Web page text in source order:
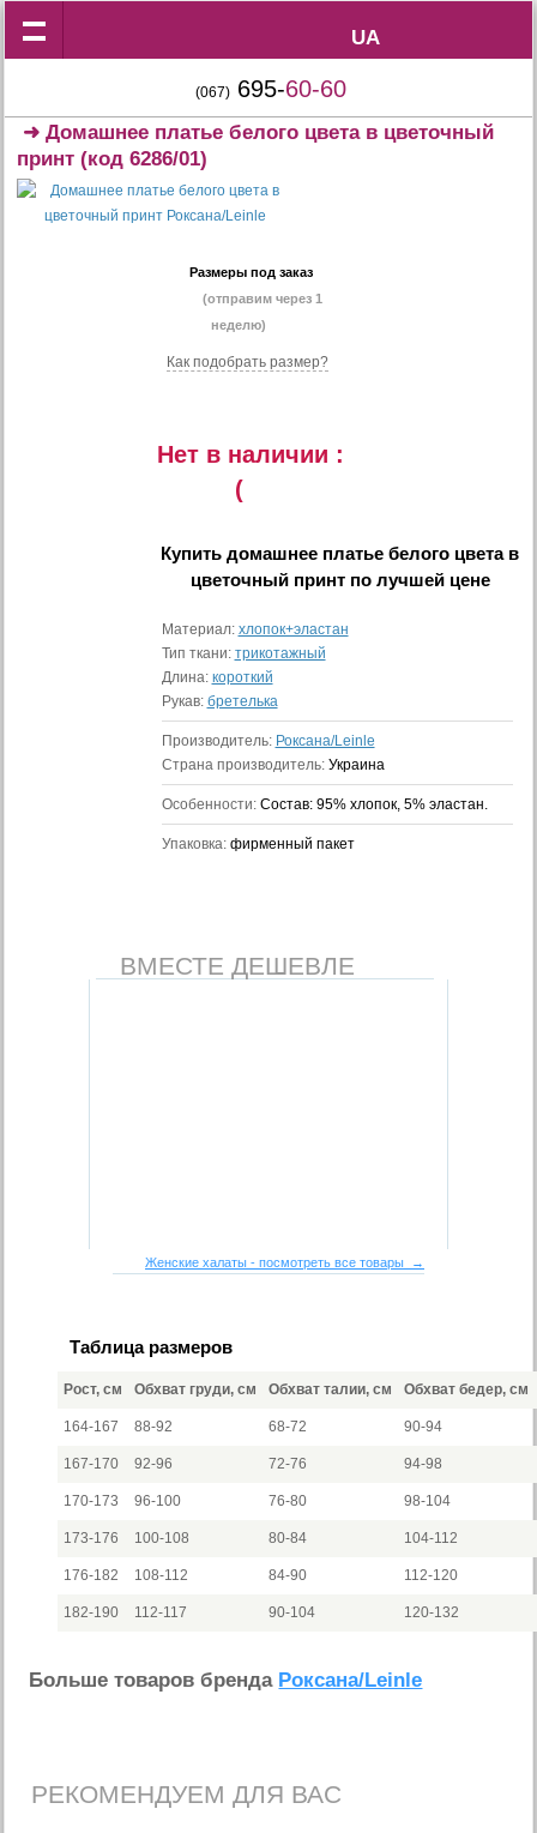
UA
UA
(067) 695-60-60
➜Домашнее платье белого цвета в цветочный
принт (код 6286/01)
Размеры под заказ
(отправим через 1
неделю)
Как подобрать размер?
Нет в наличии :
(
Купитьдомашнее платье белого цвета в
цветочный принтпо лучшей цене
Материал: хлопок+эластан
Тип ткани: трикотажный
Длина: короткий
Рукав: бретелька
Производитель: Роксана/Leinle
Страна производитель: Украина
Особенности: Состав: 95% хлопок, 5% эластан.
Упаковка: фирменный пакет
ВМЕСТЕ ДЕШЕВЛЕ
Женские халаты - посмотреть все товары →
Таблица размеров
Рост, см Обхват груди, см Обхват талии, см Обхват бедер, см
164-167 88-92 68-72 90-94
167-170 92-96 72-76 94-98
170-173 96-100 76-80 98-104
173-176 100-108 80-84 104-112
176-182 108-112 84-90 112-120
182-190 112-117 90-104 120-132
Больше товаров бренда Роксана/Leinle
РЕКОМЕНДУЕМ ДЛЯ ВАС